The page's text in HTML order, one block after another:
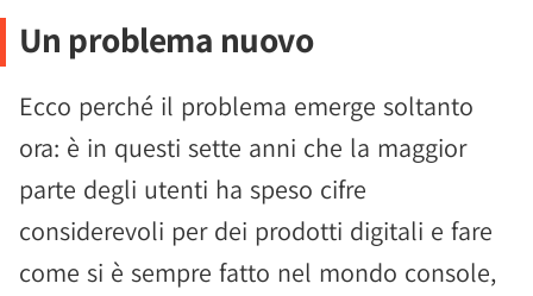
Un problema nuovo
Ecco perché il problema emerge soltanto
ora: è in questi sette anni che la maggior
parte degli utenti ha speso cifre
considerevoli per dei prodotti digitali e fare
come si è sempre fatto nel mondo console,